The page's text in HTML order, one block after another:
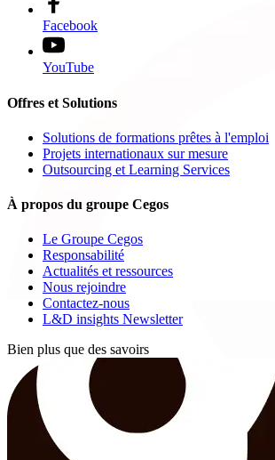
Facebook
YouTube
Offres et Solutions
Solutions de formations prêtes à l'emploi
Projets internationaux sur mesure
Outsourcing et Learning Services
À propos du groupe Cegos
Le Groupe Cegos
Responsabilité
Actualités et ressources
Nous rejoindre
Contactez-nous
L&D insights Newsletter
Bien plus que des savoirs